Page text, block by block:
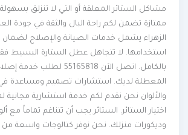
مشاكل الستائر المعلقة أو التي لا تنزلق بسهولة.
ممتازة تضمن لكم راحة البال والثقة في جودة
الزهراء يشمل خدمات الصيانة والإصلاح لضمان
استخدامها. لا تتجاهل عطل الستارة البسيط فقد
بالكامل. اتصل الآن 55165818 لطلب
المعطلة لديك. استشارات تصميم ومساعدة في
والألوان نحن نقدم لكم خدمة استشارية مجانية
اختيار الستائر. الستائر يجب أن تتناغم تماماً مع ألوان
وديكورات منزلك. نحن نوفر كتالوجات واسعة من